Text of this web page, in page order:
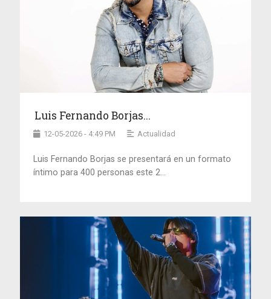
Luis Fernando Borjas...
12-05-2026 - 4:49 PM Actualidad
Luis Fernando Borjas se presentará en un formato
íntimo para 400 personas este 2...